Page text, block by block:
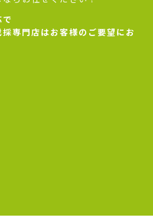
採専門店はお客様のご要望にお